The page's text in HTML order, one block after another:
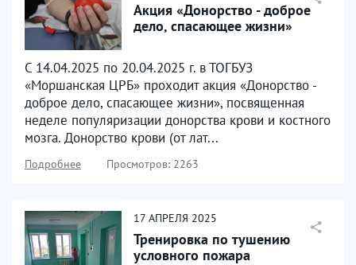
Акция «Донорство - доброе
дело, спасающее жизни»
С 14.04.2025 по 20.04.2025 г. в ТОГБУЗ
«Моршанская ЦРБ» проходит акция «Донорство -
доброе дело, спасающее жизни», посвященная
неделе популяризации донорства крови и костного
мозга. Донорство крови (от лат...
Подробнее Просмотров: 2263
17 АПРЕЛЯ 2025
Тренировка по тушению
условного пожара